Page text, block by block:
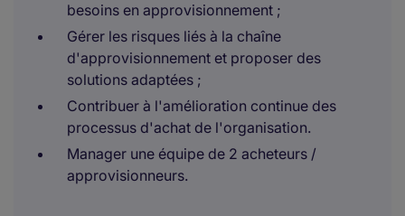
besoins en approvisionnement ;
Gérer les risques liés à la chaîne
d'approvisionnement et proposer des
solutions adaptées ;
Contribuer à l'amélioration continue des
processus d'achat de l'organisation.
Manager une équipe de 2 acheteurs /
approvisionneurs.